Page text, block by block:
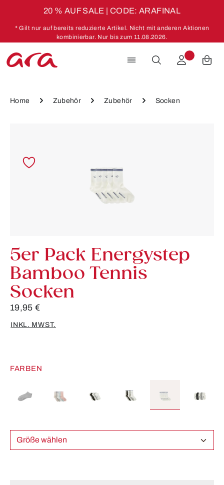
20 % AUF SALE | CODE: ARAFINAL
* Gilt nur auf bereits reduzierte Artikel. Nicht mit anderen Aktionen
kombinierbar. Nur bis zum 11.08.2026.
Home Zubehör Zubehör Socken
5er Pack Energystep
Bamboo Tennis
Socken
19,95 €
INKL. MWST.
FARBEN
Größe wählen